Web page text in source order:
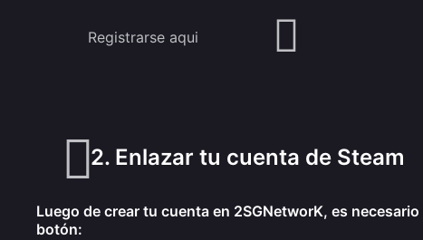
Registrarse aqui
2. Enlazar tu cuenta de Steam
Luego de crear tu cuenta en 2SGNetworK, es
botón: